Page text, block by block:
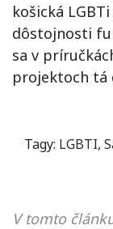
košická
dôstojnosti
sa v
projektoch tá
Tagy: LGBTI,
V tomto